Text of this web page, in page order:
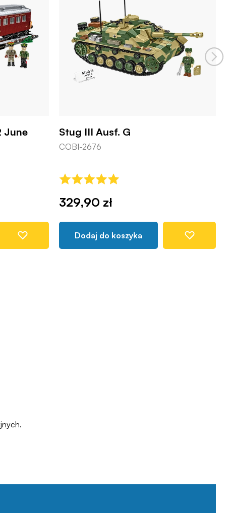
June
Stug III Ausf. G
COBI-2676
329,90 zł
Dodaj do koszyka